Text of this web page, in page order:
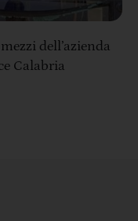
dell’azienda
Calabria